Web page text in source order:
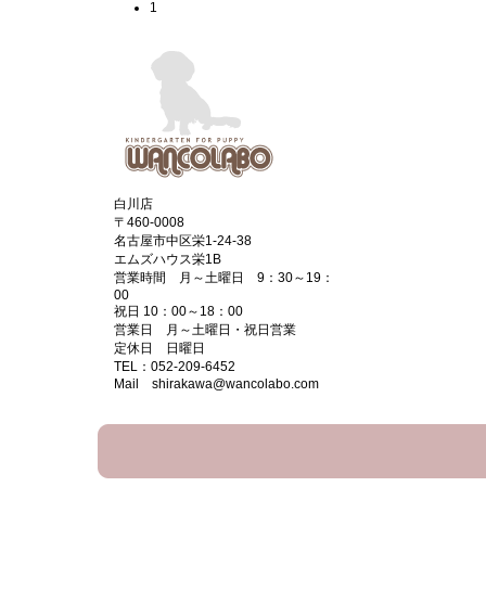
1
白川店
〒460-0008
名古屋市中区栄1-24-38
エムズハウス栄1B
営業時間 月～土曜日 9：30～19：
00
祝日 10：00～18：00
営業日 月～土曜日・祝日営業
定休日 日曜日
TEL：052-209-6452
Mail shirakawa@wancolabo.com